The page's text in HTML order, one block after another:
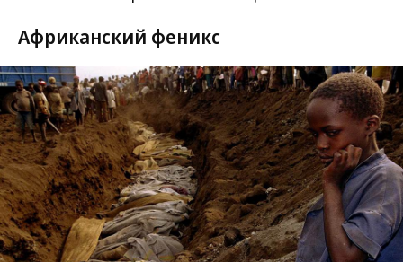
Африканский феникс